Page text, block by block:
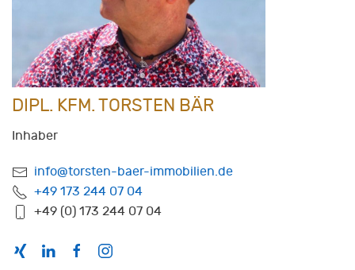
DIPL. KFM. TORSTEN BÄR
Inhaber
info@torsten-baer-immobilien.de
+49 173 244 07 04
+49 (0) 173 244 07 04